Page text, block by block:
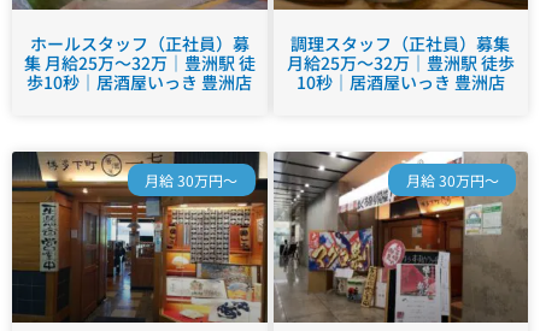
ホールスタッフ（正社員）募
集 月給25万～32万｜豊洲駅 徒
歩10秒｜居酒屋いっき 豊洲店
調理スタッフ（正社員）募集
月給25万～32万｜豊洲駅 徒歩
10秒｜居酒屋いっき 豊洲店
月給 30万円～ 月給 30万円～